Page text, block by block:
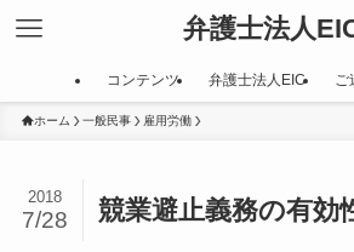
弁護士法人
コンテンツ 弁護士法人EIC ご
ホーム 一般民事 雇用労働
競業避止義務の有効
2018
7/28